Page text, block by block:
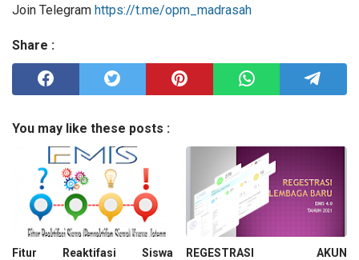
Join Telegram https://t.me/opm_madrasah
Share :
You may like these posts :
Fitur Reaktifasi Siswa
REGESTRASI AKUN